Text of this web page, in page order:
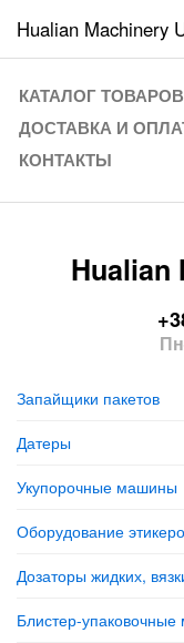
Hualian Machinery
КАТАЛОГ ТОВАРОВ
ДОСТАВКА И
КОНТАКТЫ
Hualian
Запайщики пакетов
Датеры
Укупорочные машины
Оборудование
Дозаторы жидких,
Блистер-